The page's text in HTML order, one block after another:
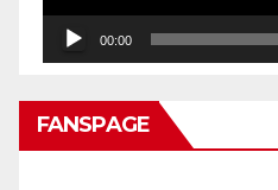
00:00
FANSPAGE